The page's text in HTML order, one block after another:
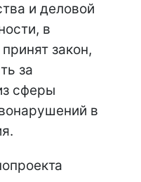
и деловой
в
закон,
за
сферы
в